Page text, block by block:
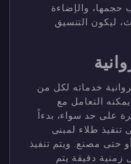
والإضاءة
ليكون التنسيق
خدماته لكل من
التعامل مع
على حد سواء، بدءاً
طلاء لمبنى
حتى مصنع. ويتم تنفيذ
دقيقة يتم